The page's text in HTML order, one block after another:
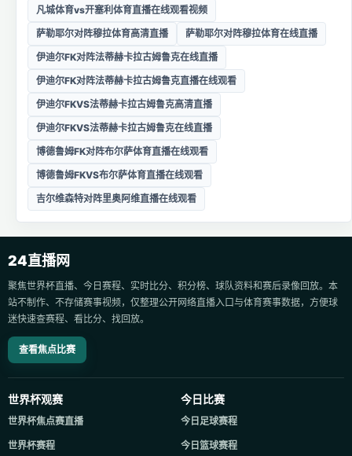
凡城体育vs开塞利体育直播在线观看视频
萨勒耶尔对阵穆拉体育高清直播
萨勒耶尔对阵穆拉体育在线直播
伊迪尔FK对阵法蒂赫卡拉古姆鲁克在线直播
伊迪尔FK对阵法蒂赫卡拉古姆鲁克直播在线观看
伊迪尔FKVS法蒂赫卡拉古姆鲁克高清直播
伊迪尔FKVS法蒂赫卡拉古姆鲁克在线直播
博德鲁姆FK对阵布尔萨体育直播在线观看
博德鲁姆FKVS布尔萨体育直播在线观看
吉尔维森特对阵里奥阿维直播在线观看
24直播网
聚焦世界杯直播、今日赛程、实时比分、积分榜、球队资料和赛后录像回放。本
站不制作、不存储赛事视频，仅整理公开网络直播入口与体育赛事数据，方便球
迷快速查赛程、看比分、找回放。
查看焦点比赛
世界杯观赛
世界杯焦点赛直播
世界杯赛程
今日比赛
今日足球赛程
今日篮球赛程